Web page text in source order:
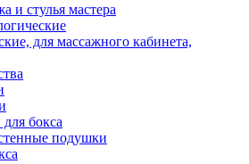
и стулья мастера
для массажного кабинета,
бокса
подушки